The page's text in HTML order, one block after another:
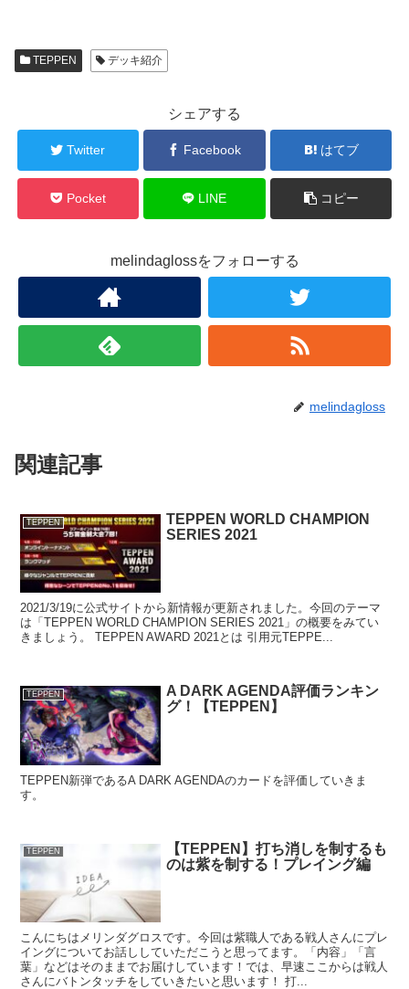
TEPPEN デッキ紹介
シェアする
Twitter Facebook はてブ
Pocket LINE コピー
melindaglossをフォローする
melindagloss
関連記事
TEPPEN
TEPPEN WORLD CHAMPION
SERIES 2021
2021/3/19に公式サイトから新情報が更新されました。今回のテーマ
は「TEPPEN WORLD CHAMPION SERIES 2021」の概要をみてい
きましょう。 TEPPEN AWARD 2021とは 引用元TEPPE...
TEPPEN
A DARK AGENDA評価ランキン
グ！【TEPPEN】
TEPPEN新弾であるA DARK AGENDAのカードを評価していきま
す。
TEPPEN
【TEPPEN】打ち消しを制するも
のは紫を制する！プレイング編
こんにちはメリンダグロスです。今回は紫職人である戦人さんにプレ
イングについてお話ししていただこうと思ってます。「内容」「言
葉」などはそのままでお届けしています！では、早速ここからは戦人
さんにバトンタッチをしていきたいと思います！ 打...